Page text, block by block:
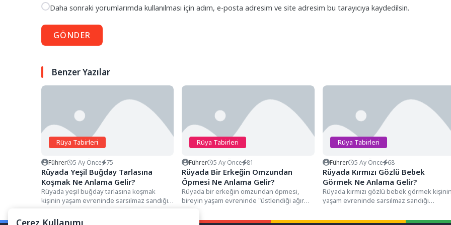
Daha sonraki yorumlarımda kullanılması için adım, e-posta adresim ve site adresim bu tarayıcıya kaydedilsin.
GÖNDER
Benzer Yazılar
Rüya Tabirleri
Führer 5 Ay Önce 75
Rüyada Yeşil Buğday Tarlasına
Koşmak Ne Anlama Gelir?
Rüyada yeşil buğday tarlasına koşmak
kişinin yaşam evreninde sarsılmaz sandığı
Rüya Tabirleri
Führer 5 Ay Önce 81
Rüyada Bir Erkeğin Omzundan
Öpmesi Ne Anlama Gelir?
Rüyada bir erkeğin omzundan öpmesi,
bireyin yaşam evreninde "üstlendiği ağır
Rüya Tabirleri
Führer 5 Ay Önce 68
Rüyada Kırmızı Gözlü Bebek
Görmek Ne Anlama Gelir?
Rüyada kırmızı gözlü bebek görmek
yaşam evreninde sarsılmaz sandığı